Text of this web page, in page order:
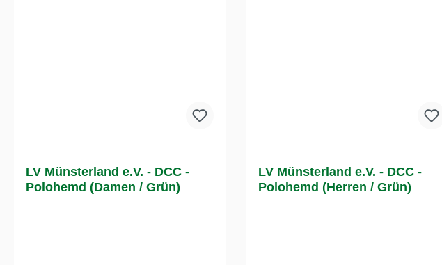
LV Münsterland e.V. - DCC -
Polohemd (Damen / Grün)
LV Münsterland e.V. - DCC -
Polohemd (Herren / Grün)